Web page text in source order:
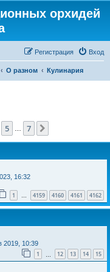
орхидей
Вход
Регистрация
О разном Кулинария
5 7
16:32
1 … 4159 4160 4161 4162
2019, 10:39
1 12 13 14 15